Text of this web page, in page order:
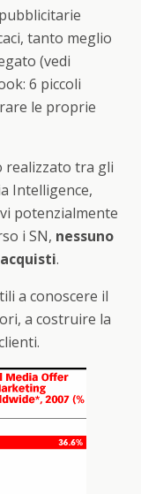
tanto meglio
(vedi
6 piccoli
le proprie
realizzato tra gli
Intelligence,
potenzialmente
i SN, nessuno
.
a conoscere il
a costruire la